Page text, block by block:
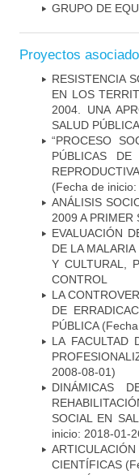
GRUPO DE
Proyectos
RESISTENCIA
EN LOS
2004. UNA
SALUD
“PROCESO
PÚBLICAS
(Fecha de
ANÁLISIS
2009 A PRIMER
EVALUACIÓN
DE LA
Y CULTURAL,
CONTROL
LA
DE
PÚBLICA(Fecha
LA FACULTAD
2008-08-01)
DINÁMICAS
SOCIAL EN
inicio: 2018-01-
CIENTÍFICAS